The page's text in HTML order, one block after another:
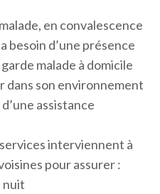
en convalescence
besoin d’une présence
malade à domicile
dans son environnement
assistance
interviennent à
pour assurer :
nuit